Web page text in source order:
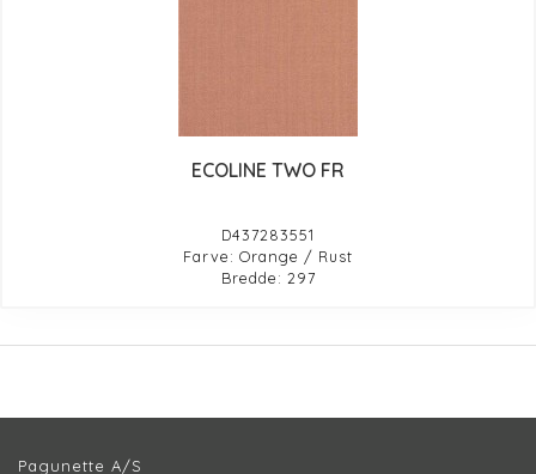
ECOLINE TWO FR
D437283551
Farve: Orange / Rust
Bredde: 297
Pagunette A/S